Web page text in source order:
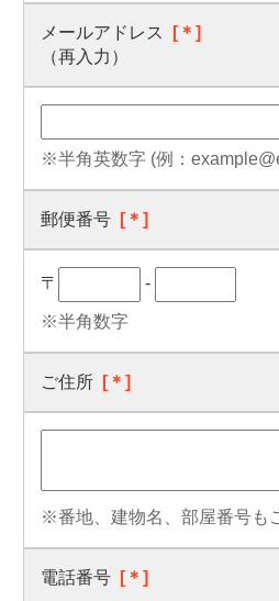
メールアドレス
[＊]
（再入力）
※半角英数字 (例：
郵便番号 [＊]
〒 -
※半角数字
ご住所 [＊]
※番地、建物名、部屋番号も
電話番号 [＊]